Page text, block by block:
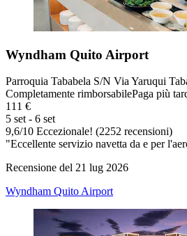
Wyndham Quito Airport
Parroquia Tababela S/N Via Yaruqui
Completamente rimborsabilePaga più
111 €
5 set - 6 set
9,6/10 Eccezionale! (2252 recensioni)
"Eccellente servizio navetta da e per
Recensione del 21 lug 2026
Wyndham Quito Airport